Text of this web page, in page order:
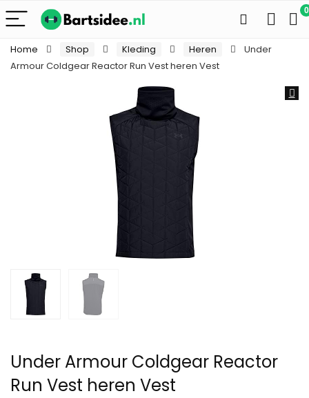
0
Home Shop Kleding Heren
Under
Armour Coldgear Reactor Run Vest heren Vest
Under Armour Coldgear Reactor
Run Vest heren Vest